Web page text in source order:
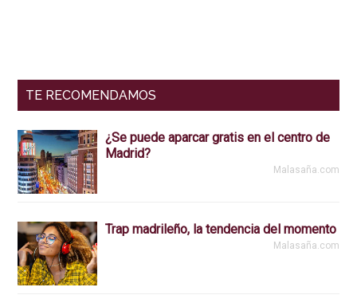
TE RECOMENDAMOS
¿Se puede aparcar gratis en el centro de
Madrid?
Malasaña.com
Trap madrileño, la tendencia del momento
Malasaña.com